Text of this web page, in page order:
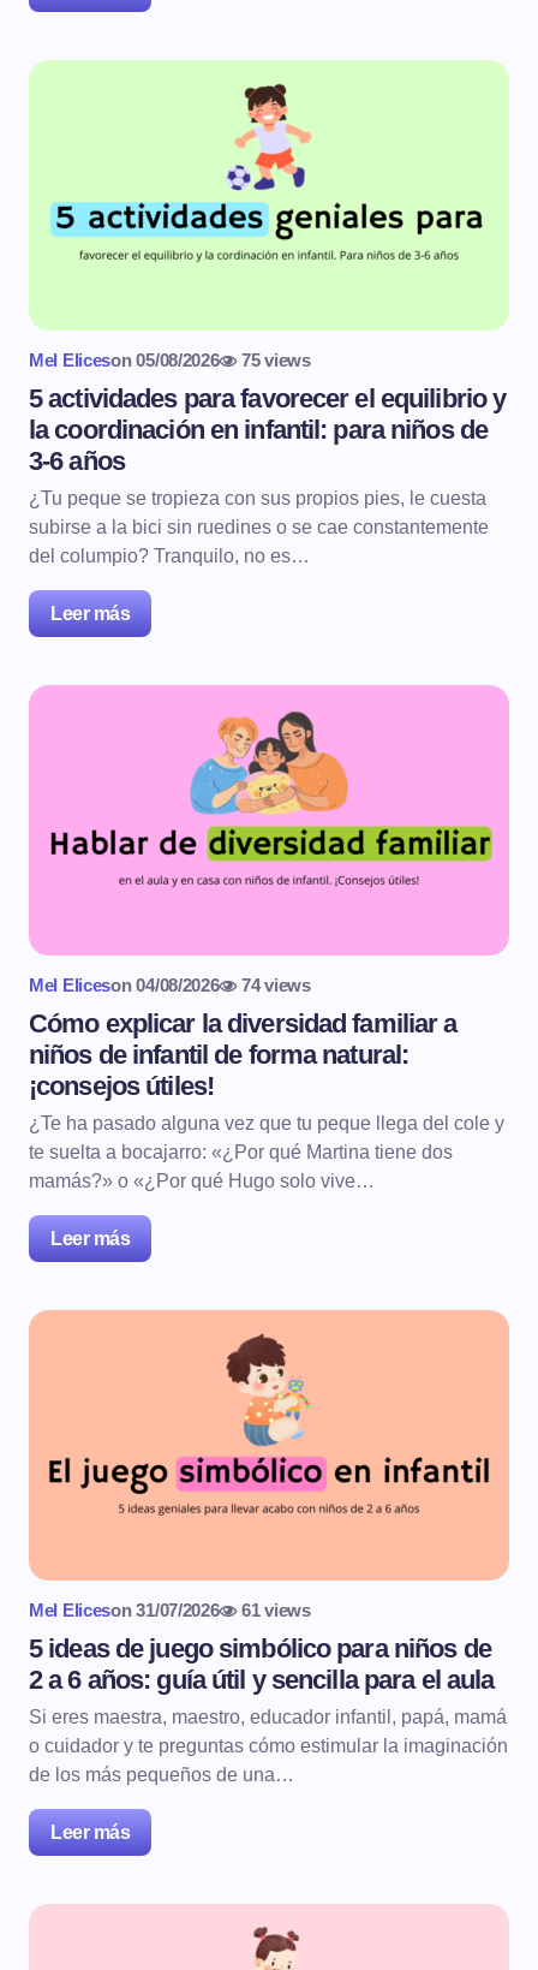
Mel Eliceson 05/08/2026 75 views
5 actividades para favorecer el equilibrio y
la coordinación en infantil: para niños de
3-6 años
¿Tu peque se tropieza con sus propios pies, le cuesta
subirse a la bici sin ruedines o se cae constantemente
del columpio? Tranquilo, no es…
Leer más
Mel Eliceson 04/08/2026 74 views
Cómo explicar la diversidad familiar a
niños de infantil de forma natural:
¡consejos útiles!
¿Te ha pasado alguna vez que tu peque llega del cole y
te suelta a bocajarro: «¿Por qué Martina tiene dos
mamás?» o «¿Por qué Hugo solo vive…
Leer más
Mel Eliceson 31/07/2026 61 views
5 ideas de juego simbólico para niños de
2 a 6 años: guía útil y sencilla para el aula
Si eres maestra, maestro, educador infantil, papá, mamá
o cuidador y te preguntas cómo estimular la imaginación
de los más pequeños de una…
Leer más